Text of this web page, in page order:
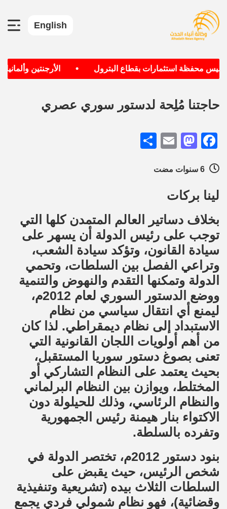
English
محفظة استثمارات بقطاع البترول الأرجنتين وألمانيا
حاجتنا مُلِحة لدستور سوري عصري
Facebook
Mastodon
Email
لينا بركات
بخلاف دساتير العالم المتمدن كلها التي
توجب على رئيس الدولة أن يسهر على
سيادة القانون، وتؤكد سيادة الشعب،
وتراعي الفصل بين السلطات، وتحمي
الدولة وتمكنها التقدم والنهوض والتنمية
ووضع الدستور السوري لعام 2012م،
ليمنع أي انتقال سياسي من نظام
الاستبداد إلى نظام ديمقراطي. لذا كان
من أهم أولويات اللجان القانونية التي
تعنى بصوغ دستور سوريا المستقبل،
بحيث يعتمد على النظام التشاركي أو
المختلط، ويوازن بين النظام البرلماني
والنظام الرئاسي، وذلك للحيلولة دون
الاكتواء بنار هيمنة رئيس الجمهورية
وتفرده بالسلطة.
بنود دستور 2012م، تختصر الدولة في
شخص الرئيس، حيث يقبض على
السلطات الثلاث بيده (تشريعية وتنفيذية
وقضائية)، فهو نظام شمولي فردي يجمع